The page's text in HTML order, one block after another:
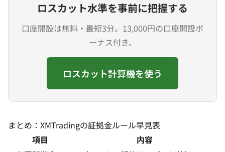
ロスカット水準を事前に把握する
口座開設は無料・最短3分。13,000円の口座開設ボ
ーナス付き。
ロスカット計算機を使う
まとめ：XMTradingの証拠金ルール早見表
項目
内容